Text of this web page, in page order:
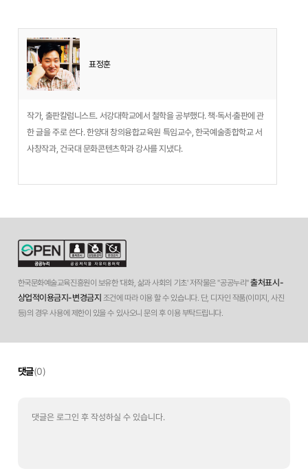
표정훈
작가, 출판칼럼니스트. 서강대학교에서 철학을 공부했다. 책·독서·출판에 관
한 글을 주로 쓴다. 한양대 창의융합교육원 특임교수, 한국예술종합학교 서
사창작과, 건국대 문화콘텐츠학과 강사를 지냈다.
한국문화예술교육진흥원이 보유한 '대화, 삶과 사회의 기초' 저작물은 "공공누리"출처표시-
상업적이용금지-변경금지 조건에 따라 이용 할 수 있습니다. 단, 디자인 작품(이미지, 사진
등)의 경우 사용에 제한이 있을 수 있사오니 문의 후 이용 부탁드립니다.
댓글(0)